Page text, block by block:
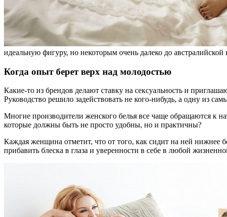
идеальную фигуру, но некоторым очень далеко до
Когда опыт берет верх над молодостью
Какие-то из брендов делают ставку на сексуальность и
Руководство решило задействовать не кого-нибудь, а одну из
Многие производители женского белья все чаще обращаются
которые должны быть не просто удобны, но и практичны?
Каждая женщина отметит, что от того, как сидит на ней нижнее
прибавить блеска в глаза и уверенности в себе в любой